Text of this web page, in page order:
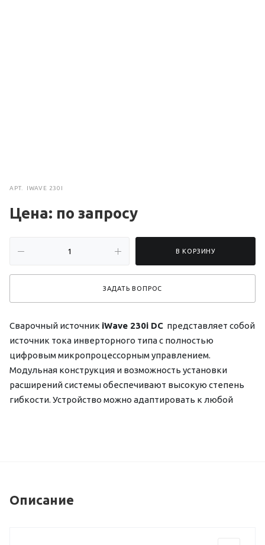
АРТ. IWAVE 230I
Цена: по запросу
В КОРЗИНУ
ЗАДАТЬ ВОПРОС
Сварочный источник iWave 230i DC представляет собой
источник тока инверторного типа с полностью
цифровым микропроцессорным управлением.
Модульная конструкция и возможность установки
расширений системы обеспечивают высокую степень
гибкости. Устройство можно адаптировать к любой
Описание